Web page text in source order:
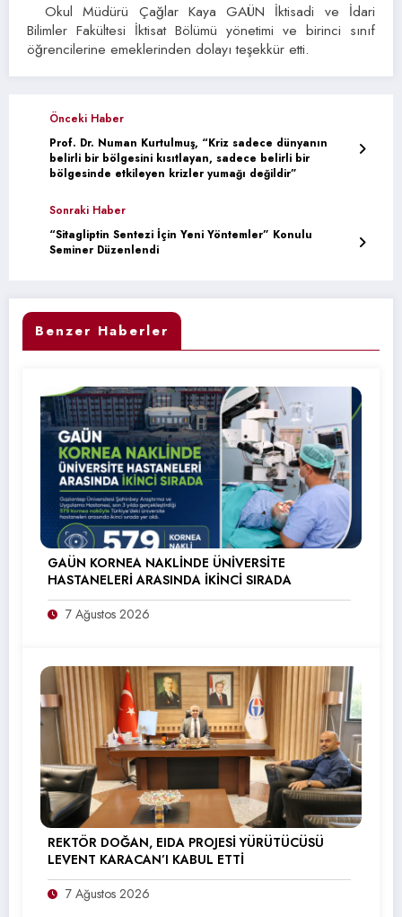
Okul Müdürü Çağlar Kaya GAÜN İktisadi ve İdari
Bilimler Fakültesi İktisat Bölümü yönetimi ve birinci sınıf
öğrencilerine emeklerinden dolayı teşekkür etti.
Önceki Haber
Prof. Dr. Numan Kurtulmuş, “Kriz sadece dünyanın
belirli bir bölgesini kısıtlayan, sadece belirli bir
bölgesinde etkileyen krizler yumağı değildir”
Sonraki Haber
“Sitagliptin Sentezi İçin Yeni Yöntemler” Konulu
Seminer Düzenlendi
Benzer Haberler
GAÜN KORNEA NAKLİNDE ÜNİVERSİTE
HASTANELERİ ARASINDA İKİNCİ SIRADA
7 Ağustos 2026
REKTÖR DOĞAN, EIDA PROJESİ YÜRÜTÜCÜSÜ
LEVENT KARACAN’I KABUL ETTİ
7 Ağustos 2026